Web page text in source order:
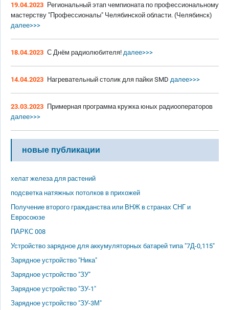
19.04.2023 Региональный этап чемпионата по профессиональному
мастерству "Профессионалы" Челябинской области. (Челябинск)
далее>>>
18.04.2023 С Днём радиолюбителя! далее>>>
14.04.2023 Нагревательный столик для пайки SMD далее>>>
23.03.2023 Примерная программа кружка юных радиооператоров
далее>>>
новые публикации
хелат железа для растений
подсветка натяжных потолков в прихожей
Получение второго гражданства или ВНЖ в странах СНГ и
Евросоюзе
ПАРКС 008
Устройство зарядное для аккумуляторных батарей типа "7Д-0,115"
Зарядное устройство "Ника"
Зарядное устройство "ЗУ"
Зарядное устройство "ЗУ-1"
Зарядное устройство "ЗУ-3М"